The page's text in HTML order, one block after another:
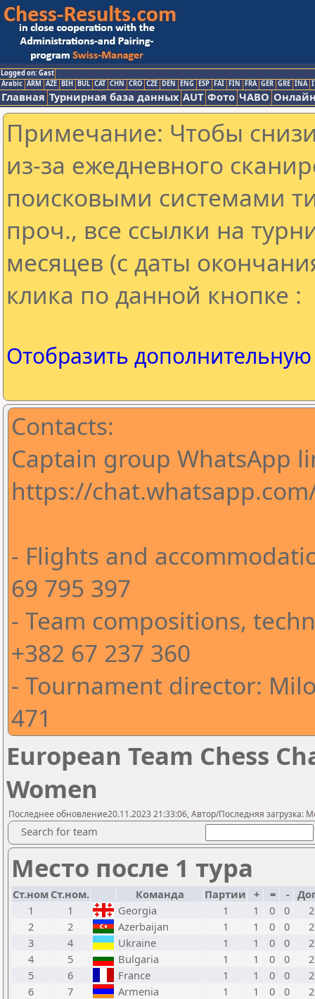
Logged on: Gast
Arabic ARM AZE BIH BUL CAT CHN CRO CZE DEN ENG ESP FAI FIN FRA GER GRE INA
Главная Турнирная база данных AUT Фото ЧАВО
Примечание: Чтобы
из-за ежедневного
поисковыми системами
проч., все ссылки на
месяцев (с даты
клика по данной кнопке :
Отобразить
Contacts:
Captain group WhatsApp
https://
- Flights and
69 795 397
- Team compositions,
+382 67 237 360
- Tournament director:
471
European Team Chess
Women
Последнее обновление20.11.2023 21:33:06, Автор/Последняя загрузка:
Search for team
Место после 1 тура
Ст.ном Ст.ном. Команда Партии + = -
1
1 Georgia 1 1 0 0
2
2
2 Azerbaijan 1 1 0 0
2
3
4 Ukraine 1 1 0 0
2
4
5 Bulgaria 1 1 0 0
2
5
6 France 1 1 0 0
2
6
7 Armenia 1 1 0 0
2